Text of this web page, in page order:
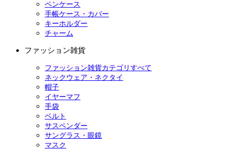
ペンケース
手帳ケース・カバー
キーホルダー
チャーム
ファッション雑貨
ファッション雑貨カテゴリすべて
ネックウェア・ネクタイ
帽子
イヤーマフ
手袋
ベルト
サスペンダー
サングラス・眼鏡
マスク